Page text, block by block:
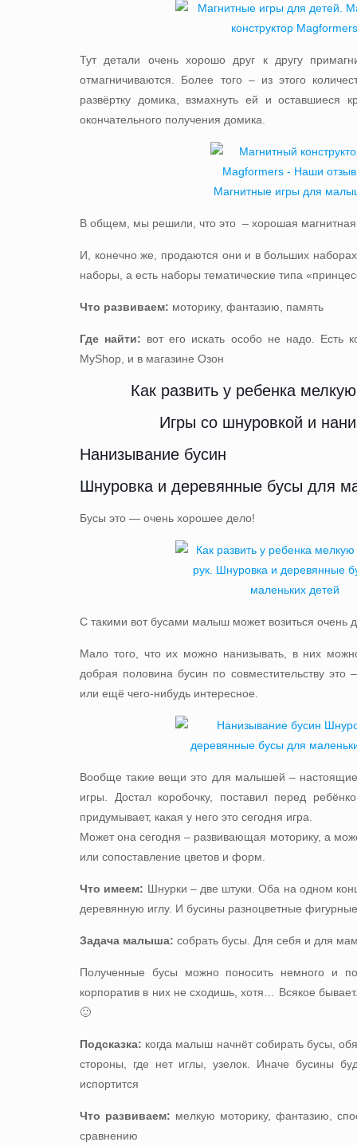
Тут детали очень хорошо друг к другу
отмагничиваются. Более того – из этого
развёртку домика, взмахнуть ей и оставшиеся
окончательного получения домика.
В общем, мы решили, что это – хорошая
И, конечно же, продаются они и в больших
наборы, а есть наборы тематические типа
Что развиваем: моторику, фантазию, память
Где найти: вот его искать особо не надо. Есть
MyShop, и в магазине Озон
Как развить у ребенка
Игры со шнуровкой и
Нанизывание бусин
Шнуровка и деревянные бусы для
Бусы это — очень хорошее дело!
С такими вот бусами малыш может возиться очень
Мало того, что их можно нанизывать, в них
добрая половина бусин по совместительству это
или ещё чего-нибудь интересное.
Вообще такие вещи это для малышей –
игры. Достал коробочку, поставил перед
придумывает, какая у него это сегодня игра.
Может она сегодня – развивающая моторику, а
или сопоставление цветов и форм.
Что имеем: Шнурки – две штуки. Оба на одном
деревянную иглу. И бусины разноцветные
Задача малыша: собрать бусы. Для себя и для
Полученные бусы можно поносить немного и
корпоратив в них не сходишь, хотя… Всякое
🙂
Подсказка: когда малыш начнёт собирать бусы,
стороны, где нет иглы, узелок. Иначе бусины
испортится
Что развиваем: мелкую моторику, фантазию,
сравнению